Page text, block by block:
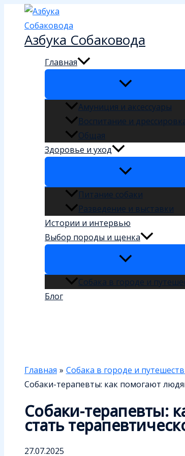
Перейти
содержимому
Азбука Собаковода
Главная
Амуниция и аксессуары
Воспитание и
Общая
Здоровье и уход
Питание собаки
Разведение и выставки
Истории и интервью
Выбор породы и щенка
Собака в городе и
Блог
Главная
Собака в городе и
Собаки-терапевты: как помогают
Собаки-терапевты:
стать
27.07.2025